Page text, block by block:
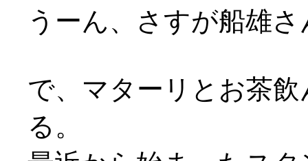
うーん、さすが船雄
で、マターリとお茶
る。